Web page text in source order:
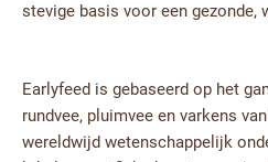
stevige basis voor een gezonde,
Earlyfeed is gebaseerd op het
rundvee, pluimvee en varkens
wereldwijd wetenschappelijk